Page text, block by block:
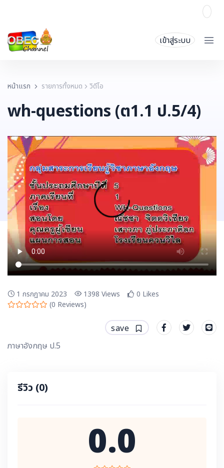
เข้าสู่ระบบ
หน้าแรก รายการทั้งหมด วิดีโอ
wh-questions (ต1.1 ป.5/4)
1 กรกฎาคม 2023 1398 Views 0 Likes
(0 Reviews)
save
ภาษาอังกฤษ ป.5
รีวิว (0)
0.0